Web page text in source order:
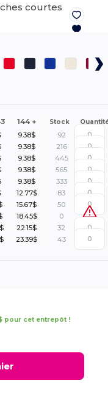
courtes
144 + Stock
9.38$
92
9.38$
216
9.38$
445
9.38$
565
9.38$
333
12.77$
83
15.67$
50
18.45$
0
$ 22.15$
32
$ 23.39$ 43
pour cet entrepôt !